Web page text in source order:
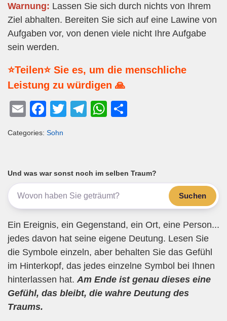
Warnung: Lassen Sie sich durch nichts von Ihrem
Ziel abhalten. Bereiten Sie sich auf eine Lawine von
Aufgaben vor, von denen viele nicht Ihre Aufgabe
sein werden.
⭐Teilen⭐ Sie es, um die menschliche
Leistung zu würdigen 🙏
E
ail
F
c
b
o
o
k
T
T
a
m
W
A
p
p
Categories: Sohn
Und was war sonst noch im selben Traum?
Suchen
Ein Ereignis, ein Gegenstand, ein Ort, eine Person...
jedes davon hat seine eigene Deutung. Lesen Sie
die Symbole einzeln, aber behalten Sie das Gefühl
im Hinterkopf, das jedes einzelne Symbol bei Ihnen
hinterlassen hat. Am Ende ist genau dieses eine
Gefühl, das bleibt, die wahre Deutung des
Traums.